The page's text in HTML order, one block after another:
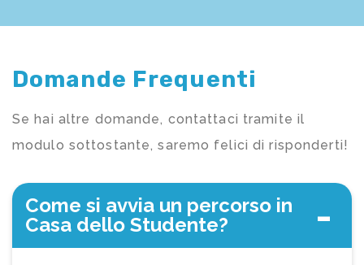
Domande Frequenti
Se hai altre domande, contattaci tramite il
modulo sottostante, saremo felici di risponderti!
Come si avvia un percorso in
Casa dello Studente?